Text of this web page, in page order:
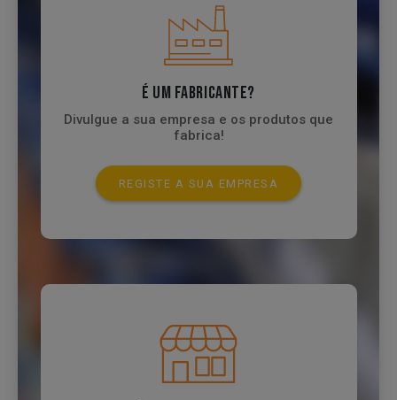
É UM FABRICANTE?
Divulgue a sua empresa e os produtos que
fabrica!
REGISTE A SUA EMPRESA